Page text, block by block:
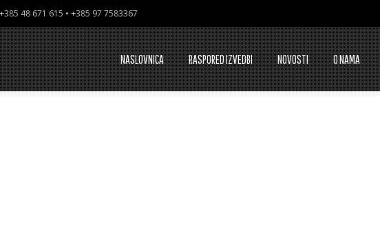
+385 48 671 615 • +385 97 7583367
NASLOVNICA RASPORED IZVEDBI NOVOSTI O NAMA